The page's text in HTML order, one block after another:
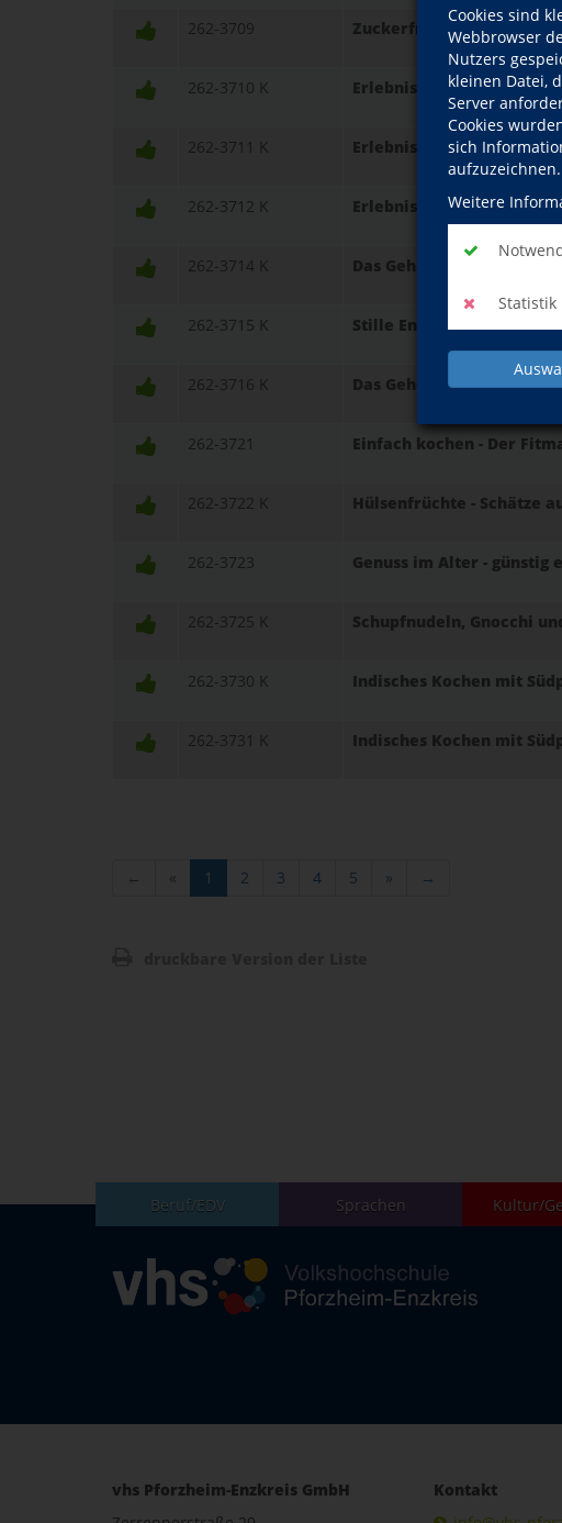
Cookies sind
Webbrowser
Nutzers
kleinen Datei,
Server
Cookies
sich
Weitere
Statistik
262-3709 Zuckerfreie Ernährung
262-3710 K Erlebnis Pilze -
262-3711 K Erlebnis Pilze -
262-3712 K Erlebnis Pilze -
262-3714 K Das Geheimnis der
262-3715 K Stille Entzündungen: Die
262-3716 K Das Geheimnis der
262-3721 Einfach kochen - Der
262-3722 K Hülsenfrüchte - Schätze
262-3723 Genuss im Alter - günstig
262-3725 K Schupfnudeln, Gnocchi
262-3730 K Indisches Kochen mit
262-3731 K Indisches Kochen mit
← « 1 2 3 4 5 » →
Beruf/EDV Sprachen Kultur/
vhs Pforzheim-Enzkreis GmbH
Kontakt